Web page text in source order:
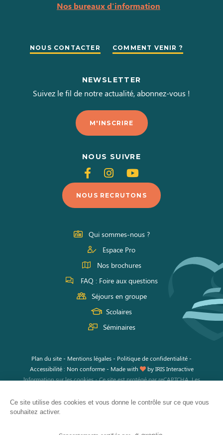
Ce site utilise des cookies et vous donne le contrôle sur ce que vous
souhaitez activer.
Nos bureaux d'information
NOUS CONTACTER COMMENT VENIR ?
NEWSLETTER
Suivez le fil de notre actualité, abonnez-vous !
M'INSCRIRE
NOUS SUIVRE
Suivez-
nous
sur
Facebook
Suivez-
nous
sur
Instagram
Suivez-
nous
sur
Youtube
NOUS RECRUTONS
Qui sommes-nous ?
Espace Pro
Nos brochures
FAQ : Foire aux questions
Séjours en groupe
Scolaires
Séminaires
Plan du site- Mentions légales- Politique de confidentialité-
Accessibilité : Non conforme - Made with byIRIS Interactive
Information sur les cookies-Ce site est protégé par reCAPTCHA. Les
s'appliquent.